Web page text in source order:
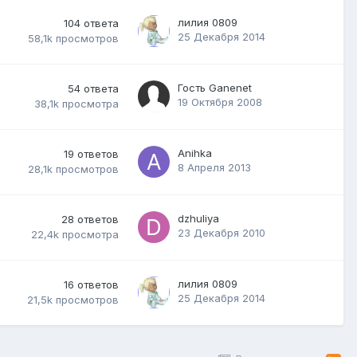
104 ответа
58,1k просмотров
лилия 0809
25 Декабря 2014
54 ответа
38,1k просмотра
Гость Ganenet
19 Октября 2008
19 ответов
28,1k просмотров
Anihka
8 Апреля 2013
28 ответов
22,4k просмотра
dzhuliya
23 Декабря 2010
16 ответов
21,5k просмотров
лилия 0809
25 Декабря 2014